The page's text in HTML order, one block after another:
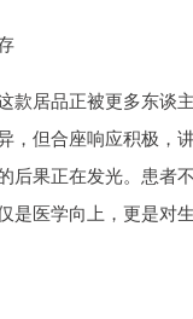
款居品正被更多东谈
，但合座响应积极，
后果正在发光。患者
是医学向上，更是对